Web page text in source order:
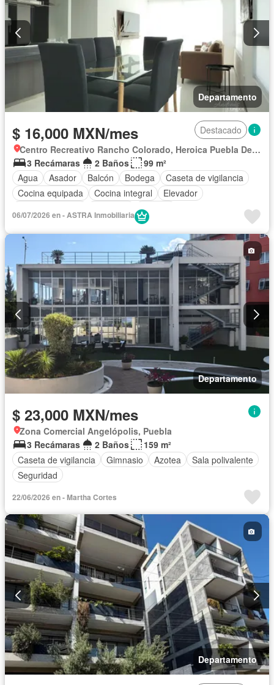
Departamento
$ 16,000 MXN/mes
Destacado
Centro Recreativo Rancho Colorado, Heroica Puebla De Zaragoza
3 Recámaras
2 Baños
99 m²
Agua
Asador Balcón Bodega
Caseta de vigilancia
Cocina equipada
Cocina integral
Elevador
Internet
06/07/2026 en - ASTRA Inmobiliaria
Departamento
$ 23,000 MXN/mes
Zona Comercial Angelópolis, Puebla
3 Recámaras
2 Baños
159 m²
Caseta de vigilancia
Gimnasio Azotea
Sala polivalente
Seguridad
22/06/2026 en - Martha Cortes
Departamento